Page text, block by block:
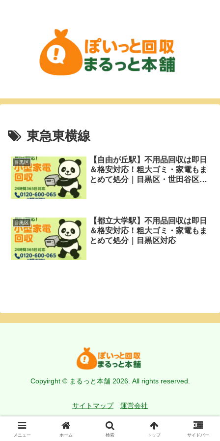
東急東横線
目黒区
【自由が丘駅】不用品回収は即日
＆格安対応！粗大ゴミ・家電もま
とめて処分｜目黒区・世田谷区対
目黒区
【都立大学駅】不用品回収は即日
＆格安対応！粗大ゴミ・家電もま
とめて処分｜目黒区対応
Copyirght © まるっと本舗 2026. All rights reserved.
サイトマップ 運営会社
メニュー ホーム 検索 トップ サイドバー